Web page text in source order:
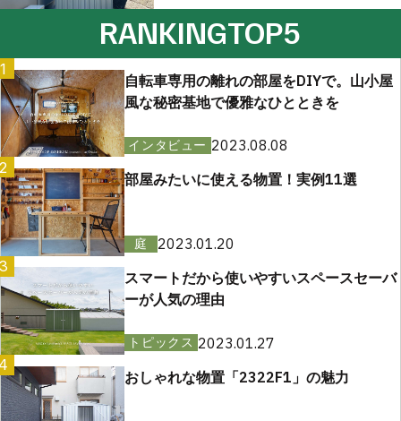
RANKINGTOP5
1
自転車専用の離れの部屋をDIYで。山小屋
風な秘密基地で優雅なひとときを
インタビュー 2023.08.08
2
部屋みたいに使える物置！実例11選
庭
2023.01.20
スマートだから使いやすいスペースセーバ
ーが人気の理由
トピックス 2023.01.27
おしゃれな物置「2322F1」の魅力